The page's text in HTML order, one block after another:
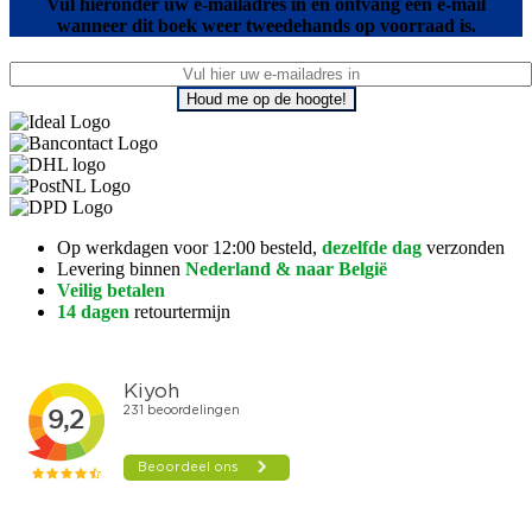
Vul hieronder uw e-mailadres in en ontvang een e-mail
wanneer dit boek weer tweedehands op voorraad is.
Houd me op de hoogte!
Op werkdagen voor 12:00 besteld, dezelfde dag verzonden
Levering binnen Nederland & naar België
Veilig betalen
14 dagen retourtermijn